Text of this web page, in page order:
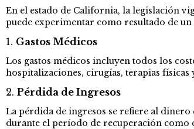
En el estado de California, la legislación
puede experimentar como resultado de
1. Gastos Médicos
Los gastos médicos incluyen todos los
hospitalizaciones, cirugías, terapias
2. Pérdida de Ingresos
La pérdida de ingresos se refiere al dinero
durante el período de recuperación como